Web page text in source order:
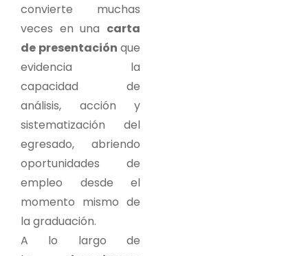
convierte muchas
veces en una carta
de presentación que
evidencia la
capacidad de
análisis, acción y
sistematización del
egresado, abriendo
oportunidades de
empleo desde el
momento mismo de
la graduación.
A lo largo de